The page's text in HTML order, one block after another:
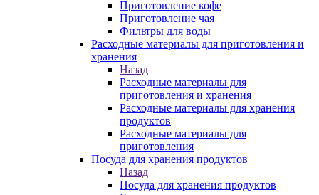
Приготовление кофе
Приготовление чая
Фильтры для воды
Расходные материалы для приготовления и
хранения
Назад
Расходные материалы для
приготовления и хранения
Расходные материалы для хранения
продуктов
Расходные материалы для
приготовления
Посуда для хранения продуктов
Назад
Посуда для хранения продуктов